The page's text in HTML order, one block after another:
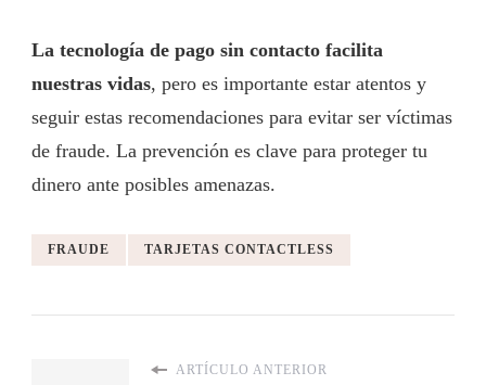
La tecnología de pago sin contacto facilita
nuestras vidas, pero es importante estar atentos y
seguir estas recomendaciones para evitar ser víctimas
de fraude. La prevención es clave para proteger tu
dinero ante posibles amenazas.
FRAUDE TARJETAS CONTACTLESS
ARTÍCULO ANTERIOR